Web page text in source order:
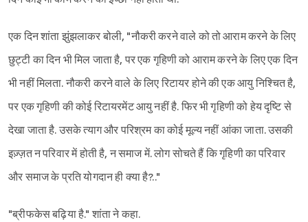
एक दिन शांता झुंझलाकर बोली, "नौकरी करने वाले को तो आराम करने के लिए
छु‌ट्टी का दिन भी मिल जाता है, पर एक गृहिणी को आराम करने के लिए एक दिन
भी नहीं मिलता. नौकरी करने वाले के लिए रिटायर होने की एक आयु निश्चित है,
पर एक गृहिणी की कोई रिटायरमेंट आयु नहीं है. फिर भी गृहिणी को हेय दृष्टि से
देखा जाता है. उसके त्याग और परिश्रम का कोई मूल्य नहीं आंका जाता. उसकी
इज़्ज़त न परिवार में होती है, न समाज में. लोग सोचते हैं कि गृहिणी का परिवार
और समाज के प्रति योगदान ही क्या है?.."
"ब्रीफकेस बढ़िया है." शांता ने कहा.